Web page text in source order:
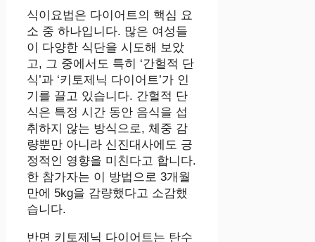
식이요법은 다이어트의 핵심 요
소 중 하나입니다. 많은 여성들
이 다양한 식단을 시도해 보았
고, 그 중에서도 특히 ‘간헐적 단
식’과 ‘키토제닉 다이어트’가 인
기를 끌고 있습니다. 간헐적 단
식은 특정 시간 동안 음식을 섭
취하지 않는 방식으로, 체중 감
량뿐만 아니라 신진대사에도 긍
정적인 영향을 미친다고 합니다.
한 참가자는 이 방법으로 3개월
만에 5kg을 감량했다고 소감했
습니다.
반면 키토제닉 다이어트는 탄수